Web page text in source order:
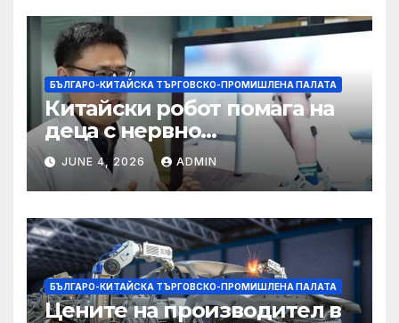
БЪЛГАРО-КИТАЙСКА ТЪРГОВСКО-ПРОМИШЛЕНА ПАЛАТА
Китайски робот помага на
деца с нервно
разстройство да се
изправят за първи път
JUNE 4, 2026 ADMIN
БЪЛГАРО-КИТАЙСКА ТЪРГОВСКО-ПРОМИШЛЕНА ПАЛАТА
Цените на производител в